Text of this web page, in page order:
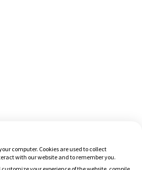
computer. Cookies are used to collect
with our website and to remember you.